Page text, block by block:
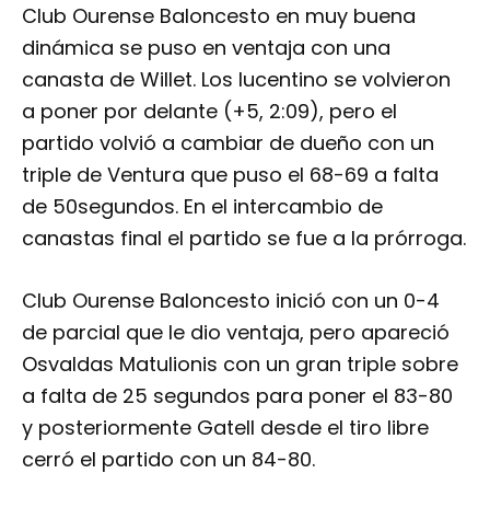
Club Ourense Baloncesto en muy buena
dinámica se puso en ventaja con una
canasta de Willet. Los lucentino se volvieron
a poner por delante (+5, 2:09), pero el
partido volvió a cambiar de dueño con un
triple de Ventura que puso el 68-69 a falta
de 50segundos. En el intercambio de
canastas final el partido se fue a la prórroga.
Club Ourense Baloncesto inició con un 0-4
de parcial que le dio ventaja, pero apareció
Osvaldas Matulionis con un gran triple sobre
a falta de 25 segundos para poner el 83-80
y posteriormente Gatell desde el tiro libre
cerró el partido con un 84-80.